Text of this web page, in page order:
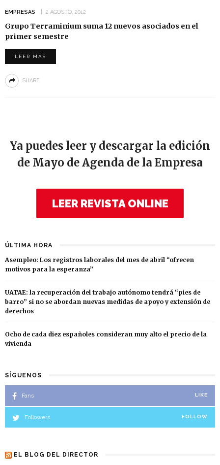
EMPRESAS 2 AGOSTO, 2012
Grupo Terraminium suma 12 nuevos asociados en el
primer semestre
LEER MÁS
SHARE
Ya puedes leer y descargar la edición
de Mayo de Agenda de la Empresa
LEER REVISTA ONLINE
ÚLTIMA HORA
Asempleo: Los registros laborales del mes de abril “ofrecen
motivos para la esperanza”
UATAE: la recuperación del trabajo autónomo tendrá “pies de
barro” si no se abordan nuevas medidas de apoyo y extensión de
derechos
Ocho de cada diez españoles consideran muy alto el precio de la
vivienda
SÍGUENOS
Fans LIKE
Followers FOLLOW
EL BLOG DEL DIRECTOR